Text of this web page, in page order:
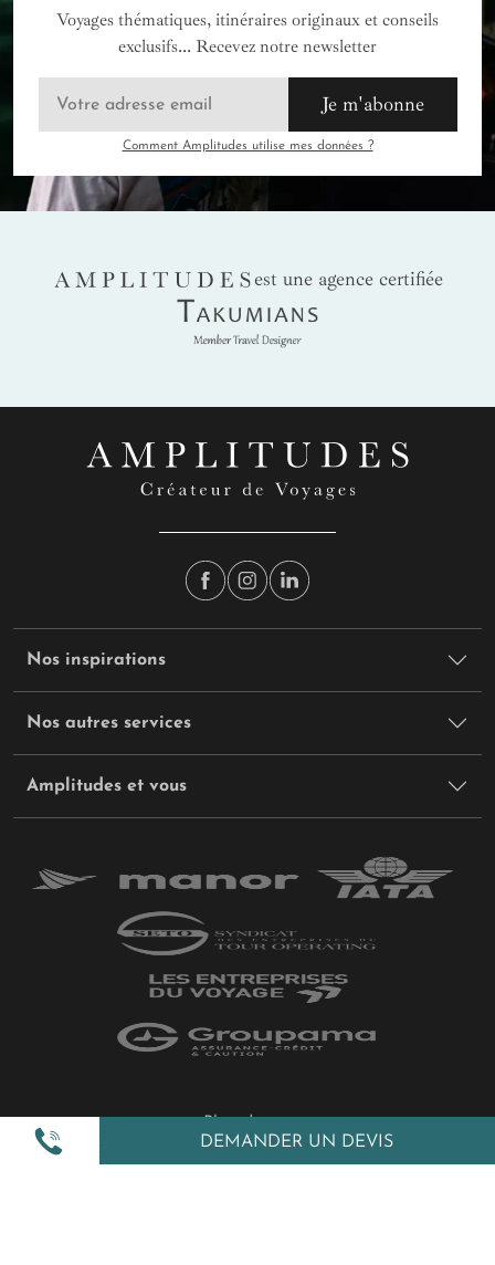
DEMANDER UN DEVIS
Voyages thématiques, itinéraires originaux et conseils
exclusifs... Recevez notre newsletter
Je m'abonne
Comment Amplitudes utilise mes données ?
AMPLITUDES
est une agence certifiée
Takumians
Nos inspirations
Nos autres services
Amplitudes et vous
Politique de confidentialité